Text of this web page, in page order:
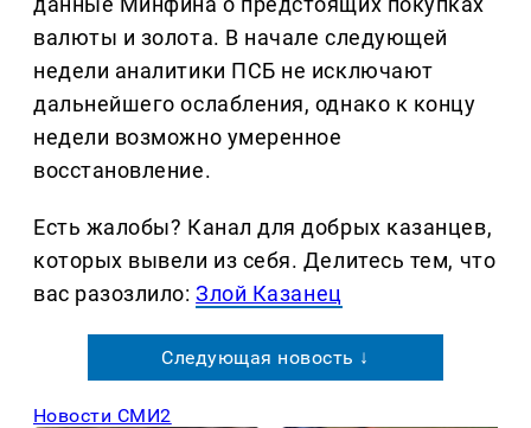
валюты и золота. В начале следующей
недели аналитики ПСБ не исключают
дальнейшего ослабления, однако к концу
недели возможно умеренное
восстановление.
Есть жалобы? Канал для добрых казанцев,
которых вывели из себя. Делитеcь тем, что
вас разозлило:Злой Казанец
Следующая новость ↓
Новости СМИ2